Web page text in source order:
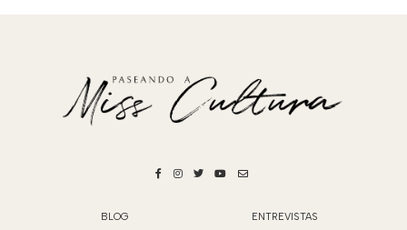
BLOG ENTREVISTAS